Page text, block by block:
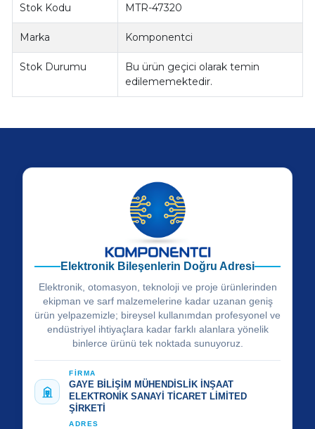
Stok Kodu MTR-47320
Marka Komponentci
Stok Durumu
Bu ürün geçici olarak temin
edilememektedir.
Elektronik Bileşenlerin Doğru Adresi
Elektronik, otomasyon, teknoloji ve proje ürünlerinden
ekipman ve sarf malzemelerine kadar uzanan geniş
ürün yelpazemizle; bireysel kullanımdan profesyonel ve
endüstriyel ihtiyaçlara kadar farklı alanlara yönelik
binlerce ürünü tek noktada sunuyoruz.
FİRMA
GAYE BİLİŞİM MÜHENDİSLİK İNŞAAT
ELEKTRONİK SANAYİ TİCARET LİMİTED
ŞİRKETİ
ADRES